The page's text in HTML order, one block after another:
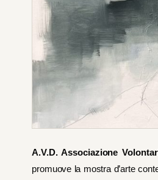
A.V.D. Associazione
promuove la mostra d’arte